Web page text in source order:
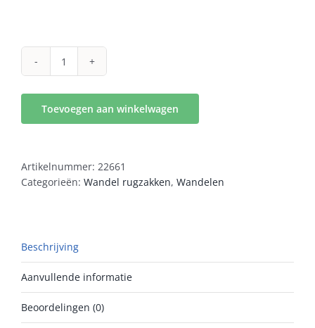
deuter
35+10
Toevoegen aan winkelwagen
Artikelnummer: 22661
Categorieën: Wandel rugzakken, Wandelen
Beschrijving
Aanvullende informatie
Beoordelingen (0)